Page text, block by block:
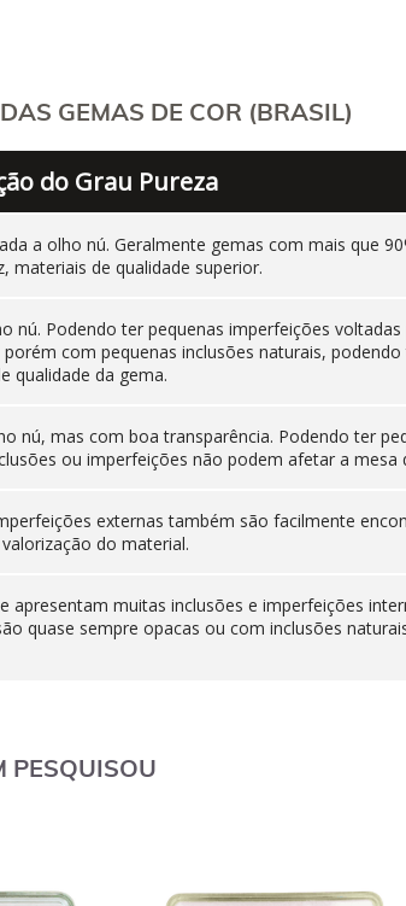
GEMAS DE COR (BRASIL)
do Grau Pureza
a olho nú. Geralmente gemas com mais que
materiais de qualidade superior.
nú. Podendo ter pequenas imperfeições
com pequenas inclusões naturais,
qualidade da gema.
nú, mas com boa transparência. Podendo ter
ou imperfeições não podem afetar a mesa
externas também são facilmente
do material.
apresentam muitas inclusões e imperfeições
quase sempre opacas ou com inclusões
PESQUISOU